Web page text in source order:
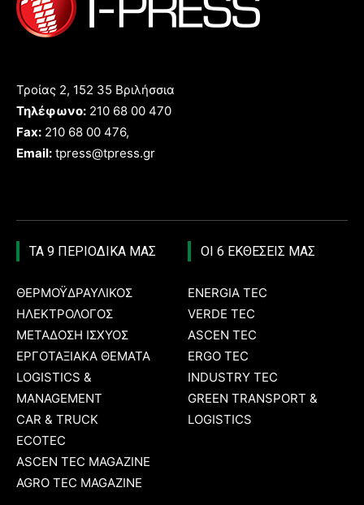
Τροίας 2, 152 35 Βριλήσσια
Τηλέφωνο: 210 68 00 470
Fax: 210 68 00 476,
Email: tpress@tpress.gr
ΤΑ 9 ΠΕΡΙΟΔΙΚΑ ΜΑΣ
ΘΕΡΜΟΫΔΡΑΥΛΙΚΟΣ
ΗΛΕΚΤΡΟΛΟΓΟΣ
ΜΕΤΑΔΟΣΗ ΙΣΧΥΟΣ
ΕΡΓΟΤΑΞΙΑΚΑ ΘΕΜΑΤΑ
LOGISTICS &
MANAGEMENT
CAR & TRUCK
ECOTEC
ASCEN TEC MAGAZINE
AGRO TEC MAGAZINE
ΟΙ 6 ΕΚΘΕΣΕΙΣ ΜΑΣ
ENERGIA TEC
VERDE TEC
ASCEN TEC
ERGO TEC
INDUSTRY TEC
GREEN TRANSPORT &
LOGISTICS